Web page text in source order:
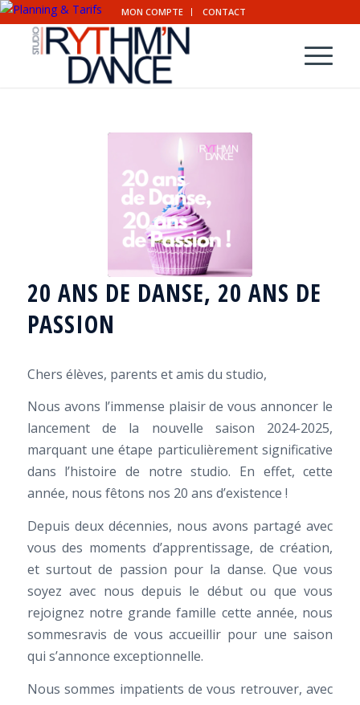
MON COMPTE CONTACT
20 ANS DE DANSE, 20 ANS DE
PASSION
Chers élèves, parents et amis du studio,
Nous avons l’immense plaisir de vous annoncer le
lancement de la nouvelle saison 2024-2025,
marquant une étape particulièrement significative
dans l’histoire de notre studio. En effet, cette
année, nous fêtons nos 20 ans d’existence !
Depuis deux décennies, nous avons partagé avec
vous des moments d’apprentissage, de création,
et surtout de passion pour la danse. Que vous
soyez avec nous depuis le début ou que vous
rejoignez notre grande famille cette année, nous
sommesravis de vous accueillir pour une saison
qui s’annonce exceptionnelle.
Nous sommes impatients de vous retrouver, avec